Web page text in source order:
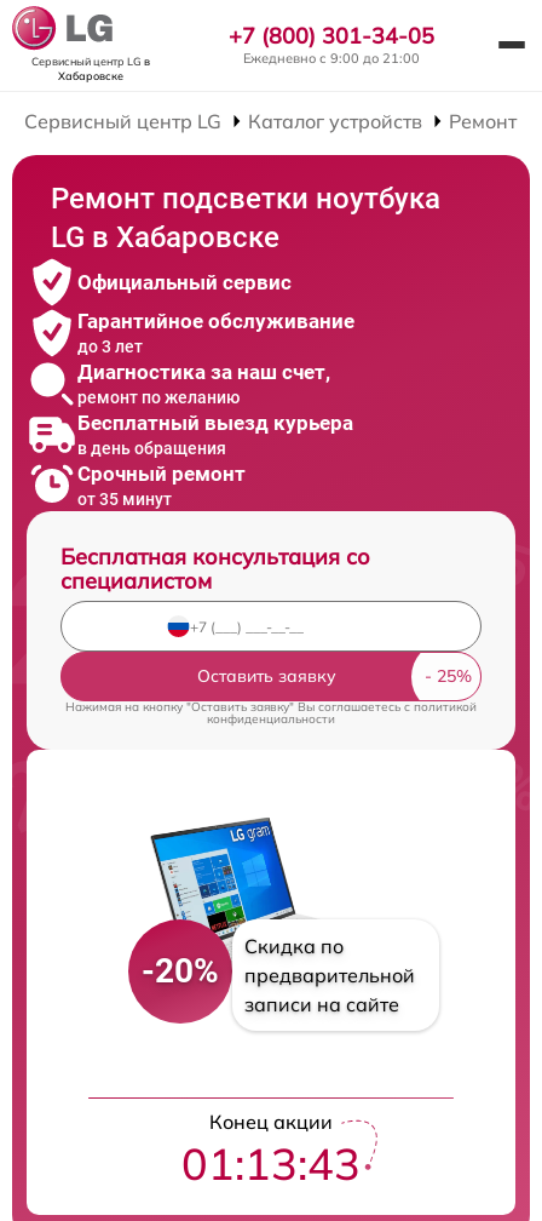
Сервисный центр LG в
Хабаровске
+7 (800) 301-34-05
Ежедневно с 9:00 до 21:00
Сервисный центр LG Каталог устройств Ремонт
Ремонт подсветки ноутбука
LG в Хабаровске
Официальный сервис
Гарантийное обслуживание
до 3 лет
Диагностика за наш счет,
ремонт по желанию
Бесплатный выезд курьера
в день обращения
Срочный ремонт
от 35 минут
Бесплатная консультация со
специалистом
Оставить заявку
Нажимая на кнопку "Оставить заявку" Вы соглашаетесь cполитикой
конфиденциальности
-20%
Скидка по
предварительной
записи на сайте
Конец акции
01:13:42